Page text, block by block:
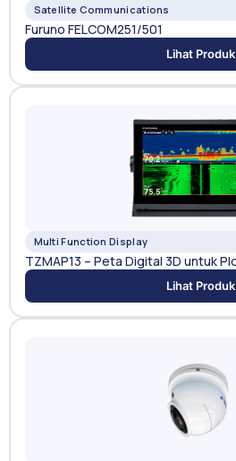
Satellite Communications
Furuno FELCOM251/501
Lihat Produk
Multi Function Display
TZMAP13 – Peta Digital 3D untuk
Lihat Produk